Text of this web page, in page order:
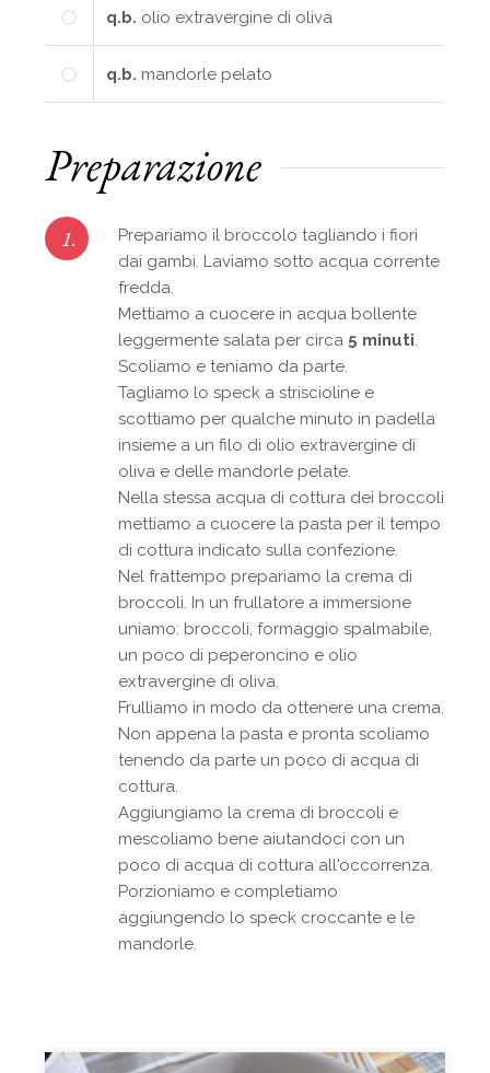
q.b. olio extravergine di oliva
q.b. mandorle pelato
Preparazione
1.
Prepariamo il broccolo tagliando i fiori
dai gambi. Laviamo sotto acqua corrente
fredda.
Mettiamo a cuocere in acqua bollente
leggermente salata per circa 5 minuti.
Scoliamo e teniamo da parte.
Tagliamo lo speck a striscioline e
scottiamo per qualche minuto in padella
insieme a un filo di olio extravergine di
oliva e delle mandorle pelate.
Nella stessa acqua di cottura dei broccoli
mettiamo a cuocere la pasta per il tempo
di cottura indicato sulla confezione.
Nel frattempo prepariamo la crema di
broccoli. In un frullatore a immersione
uniamo: broccoli, formaggio spalmabile,
un poco di peperoncino e olio
extravergine di oliva.
Frulliamo in modo da ottenere una crema.
Non appena la pasta e pronta scoliamo
tenendo da parte un poco di acqua di
cottura.
Aggiungiamo la crema di broccoli e
mescoliamo bene aiutandoci con un
poco di acqua di cottura all'occorrenza.
Porzioniamo e completiamo
aggiungendo lo speck croccante e le
mandorle.